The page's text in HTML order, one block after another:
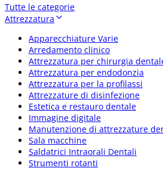
Tutte le categorie
Attrezzatura
Apparecchiature Varie
Arredamento clinico
Attrezzatura per chirurgia
Attrezzatura per endodonzia
Attrezzatura per la profilassi
Attrezzature di disinfezione
Estetica e restauro dentale
Immagine digitale
Manutenzione di attrezzature
Sala macchine
Saldatrici Intraorali Dentali
Strumenti rotanti